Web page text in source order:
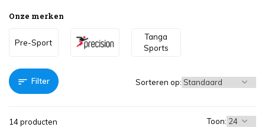
Onze merken
Pre-Sport
Tanga
Sports
Filter
14 producten Toon:
Sorteren op: